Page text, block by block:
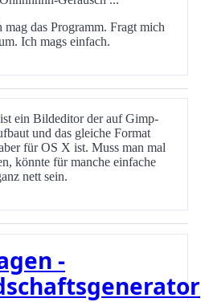
das Programm. Fragt mich
Ich mags einfach.
ist ein Bildeditor der auf Gimp-
und das gleiche Format
für OS X ist. Muss man mal
könnte für manche einfache
nett sein.
-